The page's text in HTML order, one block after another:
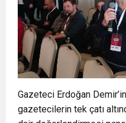
Gazeteci Erdoğan
gazetecilerin tek çatı